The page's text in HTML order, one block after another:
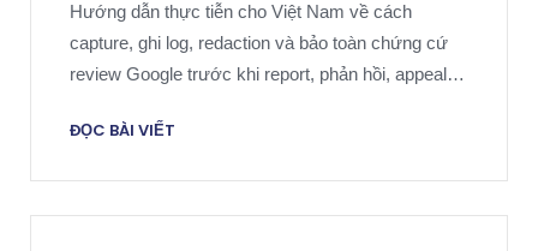
Hướng dẫn thực tiễn cho Việt Nam về cách
capture, ghi log, redaction và bảo toàn chứng cứ
review Google trước khi report, phản hồi, appeal
ĐỌC BÀI VIẾT